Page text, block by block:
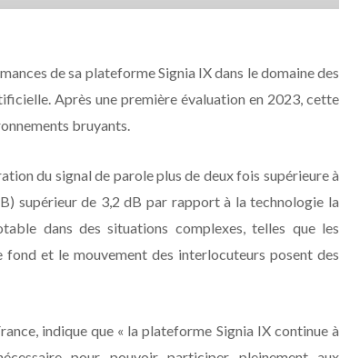
de sa plateforme Signia IX dans le domaine des
Après une première évaluation en 2023, cette
bruyants.
du signal de parole plus de deux fois supérieure à
supérieur de 3,2 dB par rapport à la technologie la
dans des situations complexes, telles que les
et le mouvement des interlocuteurs posent des
indique que « la plateforme Signia IX continue à